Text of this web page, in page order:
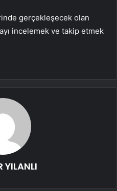
gerçekleşecek olan
incelemek ve takip etmek
YILANLI